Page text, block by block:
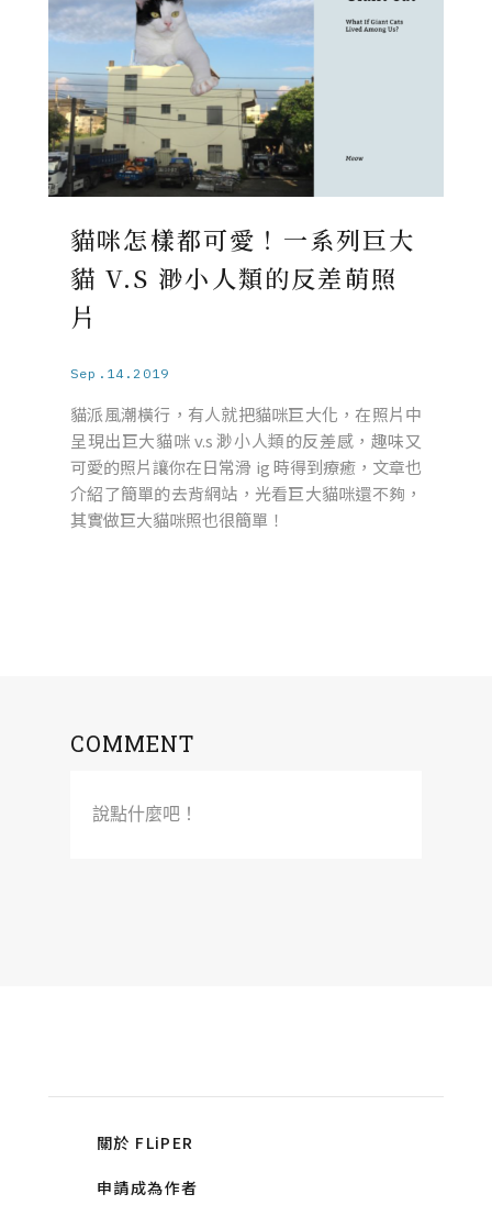
貓咪怎樣都可愛！一系列巨大
貓 V.S 渺小人類的反差萌照
片
Sep.14.2019
貓派風潮橫行，有人就把貓咪巨大化，在照片中
呈現出巨大貓咪 v.s 渺小人類的反差感，趣味又
可愛的照片讓你在日常滑 ig 時得到療癒，文章也
介紹了簡單的去背網站，光看巨大貓咪還不夠，
其實做巨大貓咪照也很簡單！
COMMENT
說點什麼吧！
關於 FLiPER
申請成為作者